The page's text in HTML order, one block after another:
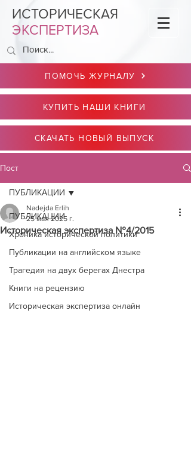
ИСТОРИЧЕСКАЯ
ЭКСПЕРТИЗА
ПОМОЧЬ ЖУРНАЛУ
КУПИТЬ НАШИ КНИГИ
СКАЧАТЬ НОВЫЙ ВЫПУСК
Пост
ПУБЛИКАЦИИ
Хроника исторической политики
Публикации на английском языке
Трагедия на двух берегах Днестра
Книги на рецензию
Историческая экспертиза онлайн
ПУБЛИКАЦИИ
Историческая экспертиза №4/2015
Nadejda Erlih
25 мая 2025 г.